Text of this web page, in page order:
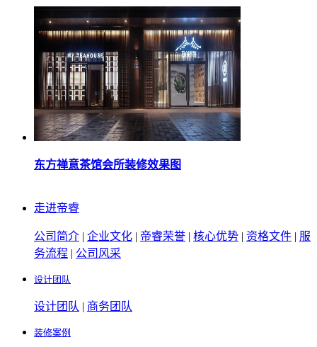
东方禅意茶馆会所装修效果图
走进帝睿
公司简介 | 企业文化 | 帝睿荣誉 | 核心优势 | 资格文件 | 服
务流程 | 公司风采
设计团队
设计团队 | 商务团队
装修案例